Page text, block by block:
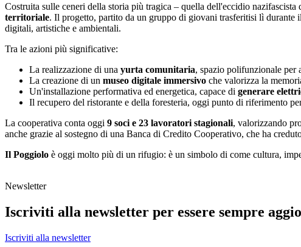
Costruita sulle ceneri della storia più tragica – quella dell'eccidio
territoriale. Il progetto, partito da un gruppo di giovani trasferitisi lì
digitali, artistiche e ambientali.
Tra le azioni più significative:
La realizzazione di una yurta comunitaria, spazio polifunzionale per
La creazione di un museo digitale immersivo che valorizza la
Un'installazione performativa ed energetica, capace di generare
Il recupero del ristorante e della foresteria, oggi punto di riferimento
La cooperativa conta oggi 9 soci e 23 lavoratori stagionali, valorizzando
anche grazie al sostegno di una Banca di Credito Cooperativo, che ha
Il Poggiolo è oggi molto più di un rifugio: è un simbolo di come cultura,
Newsletter
Iscriviti alla newsletter per essere sempre
Iscriviti alla newsletter